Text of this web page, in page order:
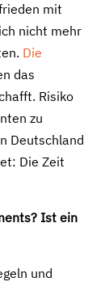
mit
nicht mehr
Die
das
Risiko
zu
Deutschland
Die Zeit
Ist ein
und